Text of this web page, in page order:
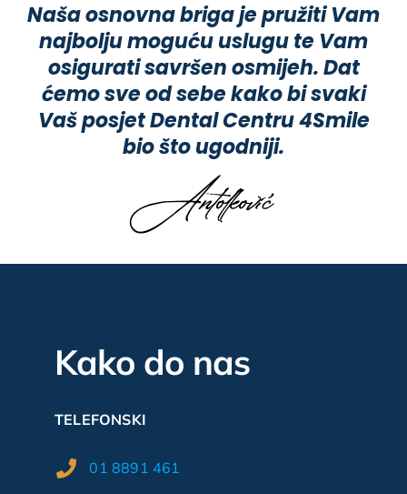
Naša osnovna briga je pružiti Vam
najbolju moguću uslugu te Vam
osigurati savršen osmijeh. Dat
ćemo sve od sebe kako bi svaki
Vaš posjet Dental Centru 4Smile
bio što ugodniji.
Kako do nas
TELEFONSKI
01 8891 461